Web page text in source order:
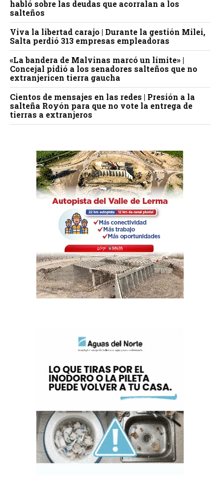
habló sobre las deudas que acorralan a los
salteños
Viva la libertad carajo | Durante la gestión Milei,
Salta perdió 313 empresas empleadoras
«La bandera de Malvinas marcó un límite» |
Concejal pidió a los senadores salteños que no
extranjericen tierra gaucha
Cientos de mensajes en las redes | Presión a la
salteña Royón para que no vote la entrega de
tierras a extranjeros